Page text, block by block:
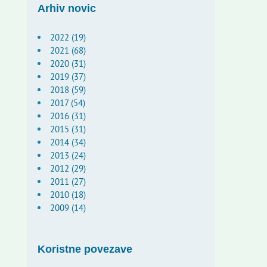
Arhiv novic
2022 (19)
2021 (68)
2020 (31)
2019 (37)
2018 (59)
2017 (54)
2016 (31)
2015 (31)
2014 (34)
2013 (24)
2012 (29)
2011 (27)
2010 (18)
2009 (14)
Koristne povezave